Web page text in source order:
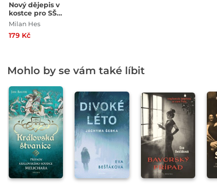
Nový dějepis v
kostce pro SŠ
II.
Milan Hes
179 Kč
Mohlo by se vám také líbit